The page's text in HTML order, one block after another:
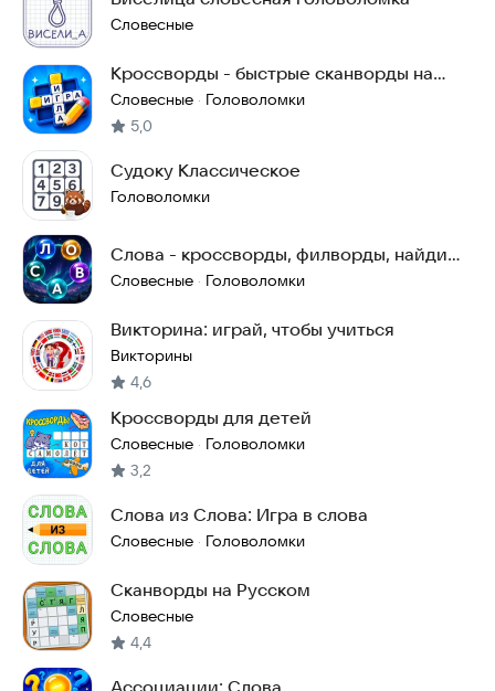
Словесные
Кроссворды - быстрые сканворды на
русском
Словесные · Головоломки
5,0
Судоку Классическое
Головоломки
Слова - кроссворды, филворды, найди
слова
Словесные · Головоломки
Викторина: играй, чтобы учиться
Викторины
4,6
Кроссворды для детей
Словесные · Головоломки
3,2
Слова из Слова: Игра в слова
Словесные · Головоломки
Сканворды на Русском
Словесные
4,4
Ассоциации: Слова